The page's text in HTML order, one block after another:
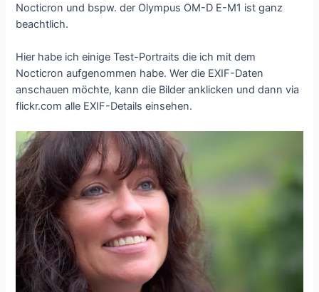
Nocticron und bspw. der Olympus OM-D E-M1 ist ganz
beachtlich.
Hier habe ich einige Test-Portraits die ich mit dem
Nocticron aufgenommen habe. Wer die EXIF-Daten
anschauen möchte, kann die Bilder anklicken und dann via
flickr.com alle EXIF-Details einsehen.